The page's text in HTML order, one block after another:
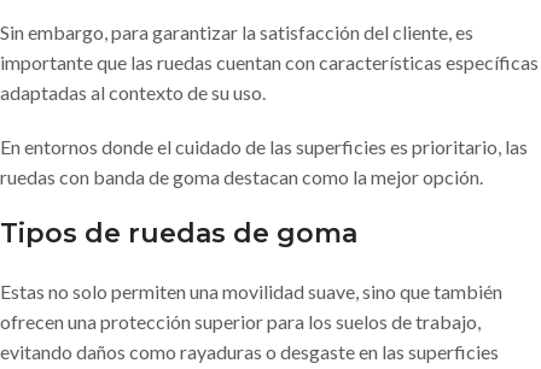
Sin embargo, para garantizar la satisfacción del cliente, es
importante que las ruedas cuentan con características específicas
adaptadas al contexto de su uso.
En entornos donde el cuidado de las superficies es prioritario, las
ruedas con banda de goma destacan como la mejor opción.
Tipos de ruedas de goma
Estas no solo permiten una movilidad suave, sino que también
ofrecen una protección superior para los suelos de trabajo,
evitando daños como rayaduras o desgaste en las superficies